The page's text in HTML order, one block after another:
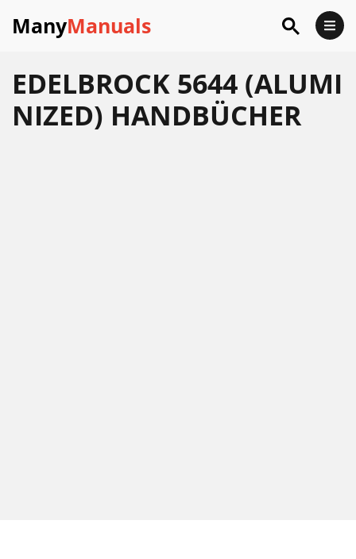
ManyManuals
EDELBROCK 5644 (ALUMI
NIZED) HANDBÜCHER